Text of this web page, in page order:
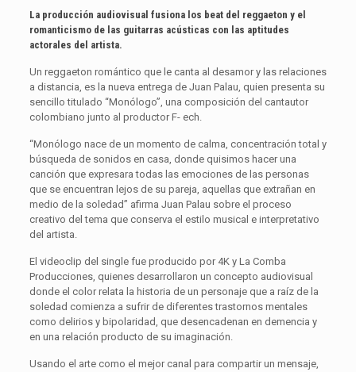
La producción audiovisual fusiona los beat del reggaeton y el
romanticismo de las guitarras acústicas con las aptitudes
actorales del artista.
Un reggaeton romántico que le canta al desamor y las relaciones
a distancia, es la nueva entrega de Juan Palau, quien presenta su
sencillo titulado “Monólogo”, una composición del cantautor
colombiano junto al productor F- ech.
“Monólogo nace de un momento de calma, concentración total y
búsqueda de sonidos en casa, donde quisimos hacer una
canción que expresara todas las emociones de las personas
que se encuentran lejos de su pareja, aquellas que extrañan en
medio de la soledad” afirma Juan Palau sobre el proceso
creativo del tema que conserva el estilo musical e interpretativo
del artista.
El videoclip del single fue producido por 4K y La Comba
Producciones, quienes desarrollaron un concepto audiovisual
donde el color relata la historia de un personaje que a raíz de la
soledad comienza a sufrir de diferentes trastornos mentales
como delirios y bipolaridad, que desencadenan en demencia y
en una relación producto de su imaginación.
Usando el arte como el mejor canal para compartir un mensaje,